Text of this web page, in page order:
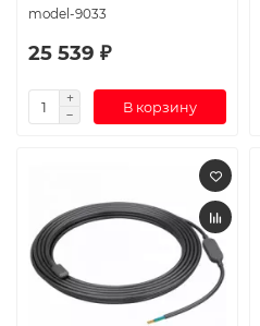
model-9033
25 539 ₽
В корзину